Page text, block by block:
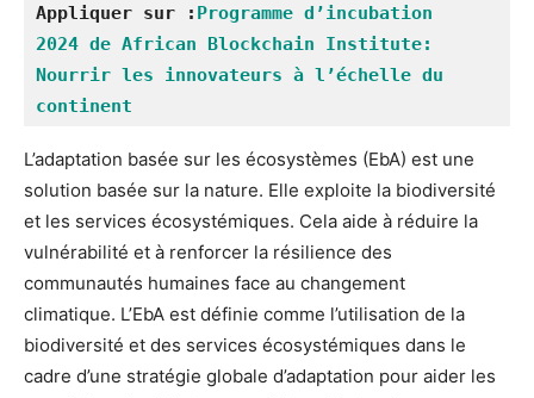
Appliquer sur : Programme d’incubation
2024 de African Blockchain Institute:
Nourrir les innovateurs à l’échelle du
continent
L’adaptation basée sur les écosystèmes (EbA) est une
solution basée sur la nature. Elle exploite la biodiversité
et les services écosystémiques. Cela aide à réduire la
vulnérabilité et à renforcer la résilience des
communautés humaines face au changement
climatique. L’EbA est définie comme l’utilisation de la
biodiversité et des services écosystémiques dans le
cadre d’une stratégie globale d’adaptation pour aider les